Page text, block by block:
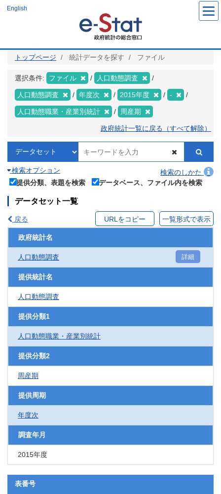
ツ
English
トップページ 統計データを探す ファイル
選択条件: ファイル 人口動態調査
人口動態調査 年度次 2015年度 -
人口動態職業・産業別統計 周産期
政府統計一覧に戻る（すべて解除）
検索オプション
検索のしかた
提供分類、表題を検索
データベース、ファイル内を検索
データセット一覧
戻る URLをコピー 一覧形式で表示
政府統計名
人口動態調査 詳細
提供統計名
人口動態調査
提供分類1
人口動態職業・産業別統計
提供分類2
周産期
提供周期
年度次
調査年月
2015年度
表番号